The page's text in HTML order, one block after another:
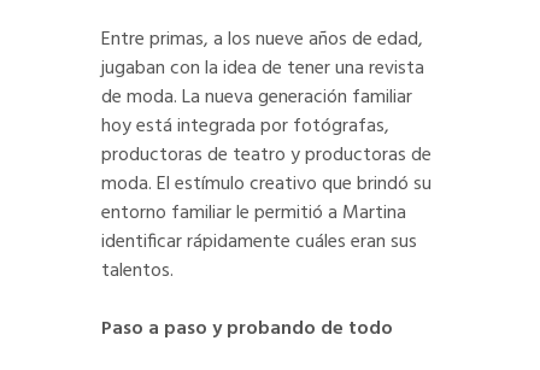
Entre primas, a los nueve años de edad,
jugaban con la idea de tener una revista
de moda. La nueva generación familiar
hoy está integrada por fotógrafas,
productoras de teatro y productoras de
moda. El estímulo creativo que brindó su
entorno familiar le permitió a Martina
identificar rápidamente cuáles eran sus
talentos.
Paso a paso y probando de todo